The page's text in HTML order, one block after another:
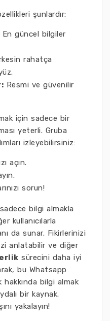
şunlardır:
En güncel bilgiler
rahatça
Resmi ve güvenilir
için sadece bir
yeterli. Gruba
izleyebilirsiniz:
açın.
sorun!
bilgi almakla
kullanıcılarla
da sunar. Fikirlerinizi
anlatabilir ve diğer
sürecini daha iyi
bu Whatsapp
bilgi almak
bir kaynak.
yakalayın!